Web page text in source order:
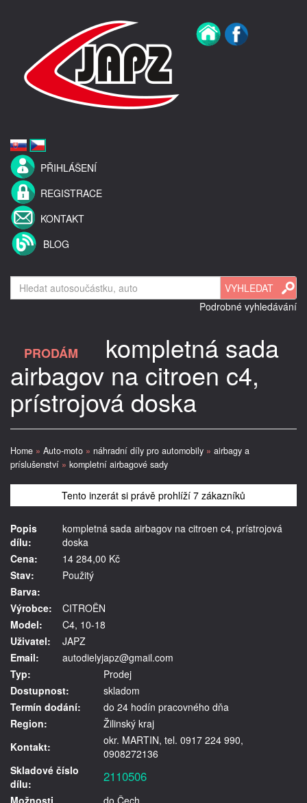
PŘIHLÁŠENÍ
REGISTRACE
KONTAKT
BLOG
Podrobné vyhledávání
PRODÁM kompletná sada
airbagov na citroen c4,
prístrojová doska
Home » Auto-moto » náhradní díly pro automobily » airbagy a
príslušenství » kompletní airbagové sady
Tento inzerát si právě prohlíží 7 zákazníků
Popis
dílu:
kompletná sada airbagov na citroen c4, prístrojová
doska
Cena:
14 284,00 Kč
Stav:
Použitý
Barva:
Výrobce:
CITROËN
Model:
C4, 10-18
Uživatel:
JAPZ
Email:
autodielyjapz@gmail.com
Typ:
Prodej
Dostupnost:
skladom
Termín dodání:
do 24 hodín pracovného dňa
Region:
Žilinský kraj
Kontakt:
okr. MARTIN, tel. 0917 224 990,
0908272136
Skladové číslo
dílu:
2110506
Možnosti
do Čech